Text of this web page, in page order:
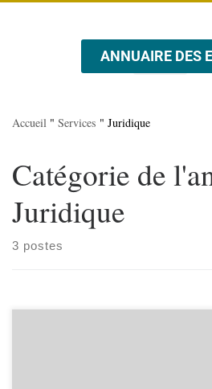
ANNUAIRE DES
Accueil " Services " Juridique
Catégorie de
Juridique
3 postes